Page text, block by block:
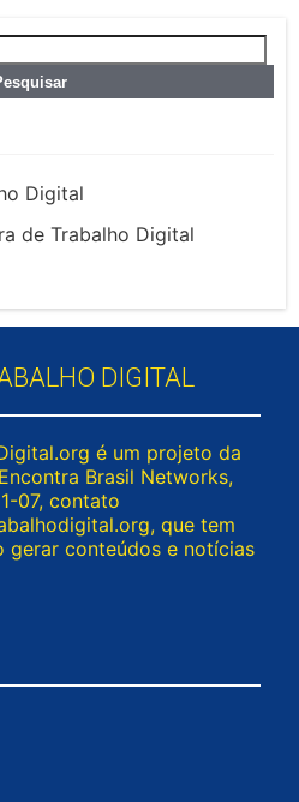
Digital
de Trabalho Digital
DIGITAL
é um projeto da
Brasil Networks,
07, contato
, que tem
gerar conteúdos e notícias